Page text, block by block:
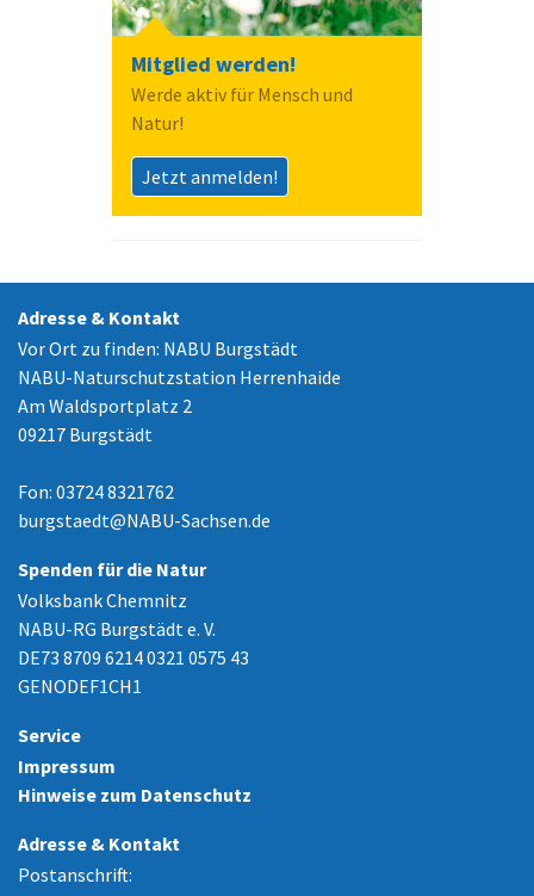
Mitglied werden!
Werde aktiv für Mensch und
Natur!
Jetzt anmelden!
Adresse & Kontakt
Vor Ort zu finden: NABU Burgstädt
NABU-Naturschutzstation Herrenhaide
Am Waldsportplatz 2
09217 Burgstädt
Fon: 03724 8321762
burgstaedt@NABU-Sachsen.de
Spenden für die Natur
Volksbank Chemnitz
NABU-RG Burgstädt e. V.
DE73 8709 6214 0321 0575 43
GENODEF1CH1
Service
Impressum
Hinweise zum Datenschutz
Adresse & Kontakt
Postanschrift: